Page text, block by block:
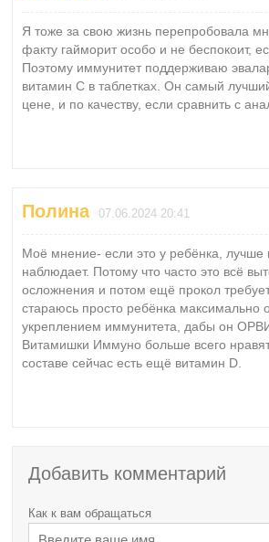
Я тоже за свою жизнь перепробовала
факту гайморит особо и не беспокоит,
Поэтому иммунитет поддерживаю
витамин С в таблетках. Он самый
цене, и по качеству, если сравнить с
Полина 07.06.2024 20:41
Моё мнение- если это у ребёнка, лучше
наблюдает. Потому что часто это всё
осложнения и потом ещё прокол
стараюсь просто ребёнка максимально
укреплением иммунитета, дабы он
Витамишки Иммуно больше всего
составе сейчас есть ещё витамин D.
Добавить комментарий
Как к вам обращаться